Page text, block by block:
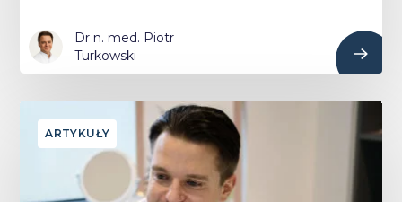
Dr n. med. Piotr
Turkowski
ARTYKUŁY